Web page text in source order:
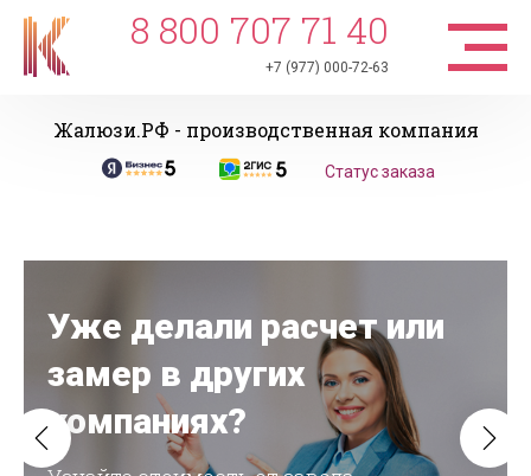
8 800 707 71 40
+7 (977) 000-72-63
Жалюзи.РФ - производственная компания
Статус заказа
Уже делали расчет или
замер в других
компаниях?